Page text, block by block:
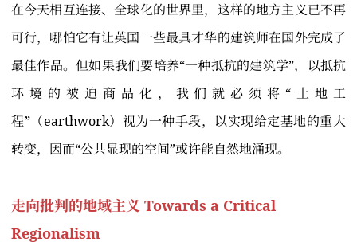
在今天相互连接、全球化的世界里，这样的地方主义已不再
可行，哪怕它有让英国一些最具才华的建筑师在国外完成了
最佳作品。但如果我们要培养“一种抵抗的建筑学”，以抵抗
环境的被迫商品化，我们就必须将“土地工
程”（earthwork）视为一种手段，以实现给定基地的重大
转变，因而“公共显现的空间”或许能自然地涌现。
走向批判的地域主义 Towards a Critical
Regionalism